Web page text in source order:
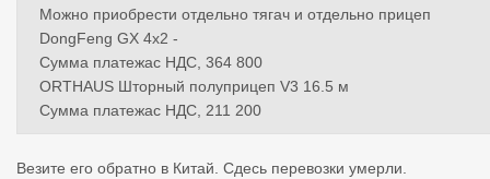
Можно приобрести отдельно тягач и отдельно прицеп
DongFeng GX 4x2 -
Сумма платежас НДС, 364 800
ORTHAUS Шторный полуприцеп V3 16.5 м
Сумма платежас НДС, 211 200
Везите его обратно в Китай. Сдесь перевозки умерли.